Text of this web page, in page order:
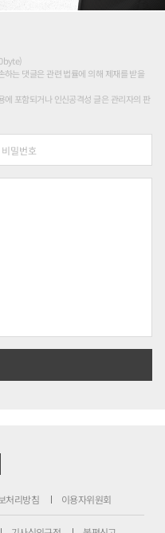
는 댓글은 관련 법률에 의해 제재를 받을
포함되거나 인신공격성 글은 관리자의 판
처리방침 이용자위원회